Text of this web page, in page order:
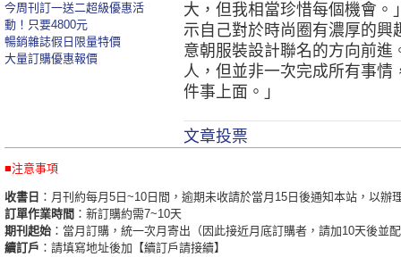
大，但我相當珍惜每個機會
示自己對於時尚圈有濃厚的
意朝服裝設計聯名的方向前
人，但並非一次完成所有事
件事上面。」
文章投票
今周刊訂一送二超級優惠活
動！只要4800元
暢銷雜誌假日限量特價
大量訂購優惠報價
■注意事項
收書日 ：月刊約每月5日~10日間，逾期未收請於當月15日後通知本站，以辦
訂單作業時間 ：新訂購約需7~10天
期刊起始 ：當月訂購，統一次月寄出（因此接近月底訂購者，請加10天後並
續訂戶 ：請填寫地址後加【續訂戶請接續】